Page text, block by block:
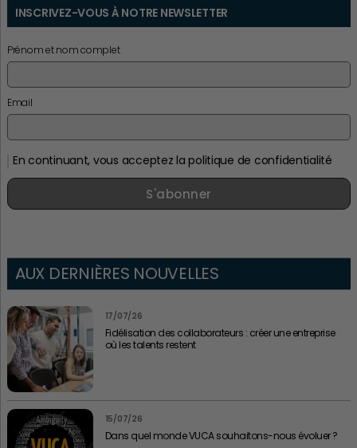
INSCRIVEZ-VOUS À NOTRE NEWSLETTER
Prénom et nom complet
Email
En continuant, vous acceptez la politique de confidentialité
S'abonner
AUX DERNIÈRES NOUVELLES
17/07/26
Fidélisation des collaborateurs : créer une entreprise
où les talents restent
15/07/26
Dans quel monde VUCA souhaitons-nous évoluer ?